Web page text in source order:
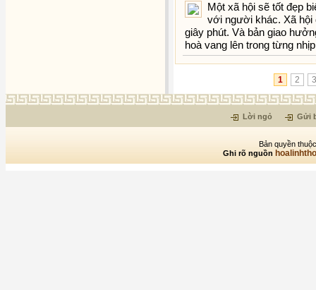
Một xã hội sẽ tốt đẹp
với người khác. Xã hội
giây phút. Và bản giao
hoà vang lên trong từng
1 2 3
Lời ngỏ Gửi
Bản quyền
Ghi rõ nguồn